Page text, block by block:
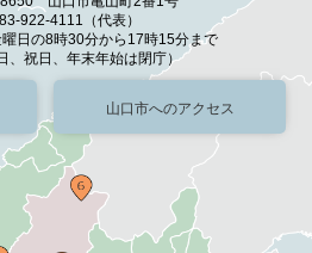
922-4111（代表）
日の8時30分から17時15分まで
、祝日、年末年始は閉庁）
山口市へのアクセス